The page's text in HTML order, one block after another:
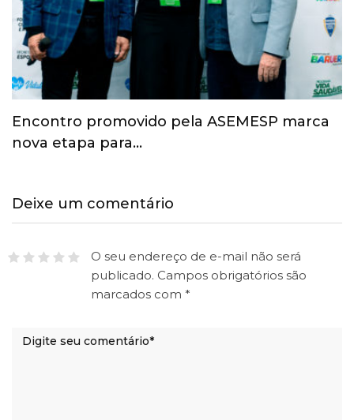
Esporte ganha espaço na agenda
econômica e mobiliza…
Deixe um comentário
O seu endereço de e-mail não será
publicado. Campos obrigatórios são
marcados com *